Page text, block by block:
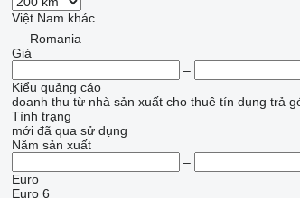
Việt Nam khác
Romania
Giá
–
Kiểu quảng cáo
doanh thu từ nhà sản xuất cho thuê tín dụng trả
Tình trạng
mới đã qua sử dụng
Năm sản xuất
–
Euro
Euro 6